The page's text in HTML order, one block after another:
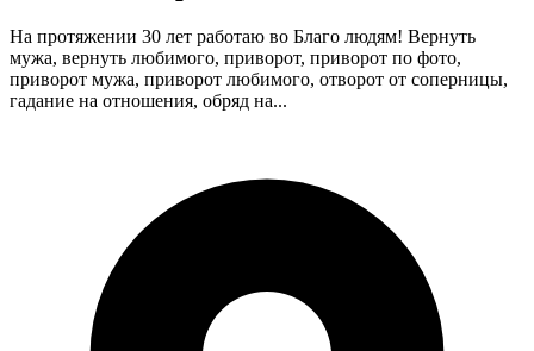
Ha пpотяжeнии 30 лет paботaю вo Благo людям! Вернуть
мужа, вернуть любимого, приворот, приворот по фото,
приворот мужа, приворот любимого, отворот от соперницы,
гадание на отношения, обряд на...